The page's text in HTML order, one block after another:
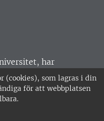
(cookies), som lagras i din
för att webbplatsen
har
Huvudorter är
SLU är
•
2817 •